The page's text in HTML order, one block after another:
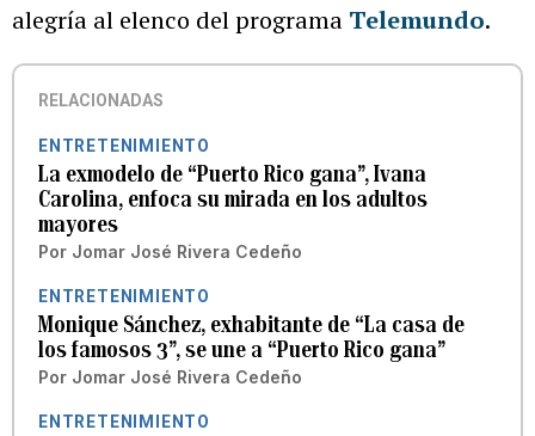
alegría al elenco del programa Telemundo.
RELACIONADAS
ENTRETENIMIENTO
La exmodelo de “Puerto Rico gana”, Ivana
Carolina, enfoca su mirada en los adultos
mayores
Por Jomar José Rivera Cedeño
ENTRETENIMIENTO
Monique Sánchez, exhabitante de “La casa de
los famosos 3”, se une a “Puerto Rico gana”
Por Jomar José Rivera Cedeño
ENTRETENIMIENTO